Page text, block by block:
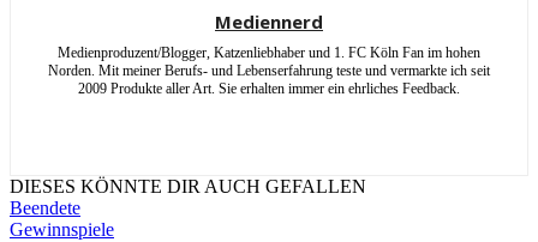
Mediennerd
Medienproduzent/Blogger, Katzenliebhaber und 1. FC Köln Fan im hohen
Norden. Mit meiner Berufs- und Lebenserfahrung teste und vermarkte ich seit
2009 Produkte aller Art. Sie erhalten immer ein ehrliches Feedback.
DIESES KÖNNTE DIR AUCH GEFALLEN
Beendete
Gewinnspiele